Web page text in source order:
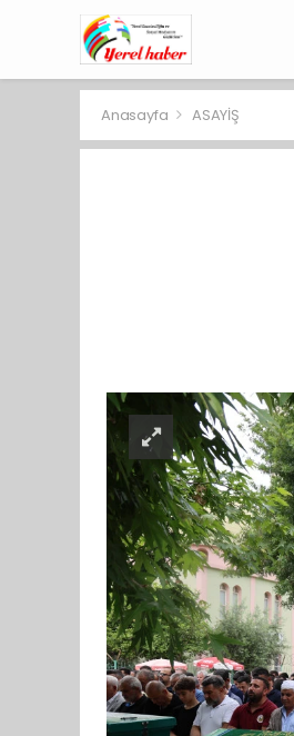
Anasayfa ASAYİŞ